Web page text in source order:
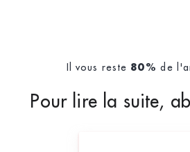
Il vous reste 80% de
Pour lire la suite,